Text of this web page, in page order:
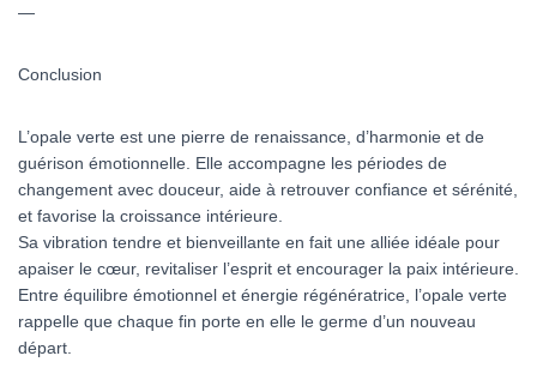
—
Conclusion
L’opale verte est une pierre de renaissance, d’harmonie et de
guérison émotionnelle. Elle accompagne les périodes de
changement avec douceur, aide à retrouver confiance et sérénité,
et favorise la croissance intérieure.
Sa vibration tendre et bienveillante en fait une alliée idéale pour
apaiser le cœur, revitaliser l’esprit et encourager la paix intérieure.
Entre équilibre émotionnel et énergie régénératrice, l’opale verte
rappelle que chaque fin porte en elle le germe d’un nouveau
départ.